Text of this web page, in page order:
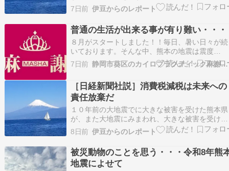
はエアコンがなく、雑魚寝状態が続いてきます。
災害が無くても「命の危険」を超える暑さでうん
ざりしているのに、家も壊れ、食べ物、飲料水が
不足、日常の必要なものが不足、トイレも、風呂
もままならない状…
7日前 伊豆からのレポート
普通の生活が出来る事が有り難い・・・
８月がスタートしました！！毎日、暑い日々が続
いております。そんな中、熊本の地震は震度
７・・・。本当に、気の毒にしか思えないし、申
し訳なく感じます。１０年前にも大地震があり、
地震。おまけに、イオンモールの大爆発。この暑
い中、ライフライン…
7日前 静岡市葵区のカイロプラクティック麻謝のブログ
［日経新聞社説］消費税減税は未来への
責任放棄だ
１０年前の大地震でに大きな被害を受けた熊本県
が、また大地震にみまわれ、大きな被害を受けま
した。大地震で家屋を失った多くの住民が避難所
で暮らさざるを得なくなっています。連日の酷暑
の中、エアコン無しの避難所で、衝立もなプライ
バシーもないところで雑魚寝を強いられている現
実を見て、日本…
8日前 伊豆からのレポート
被災動物のことを思う・・・令和8年熊
地震によせて